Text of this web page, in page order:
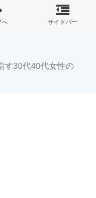
す30代40代女性の